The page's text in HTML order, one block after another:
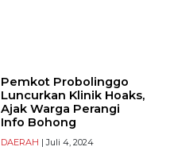
Pemkot Probolinggo
Luncurkan Klinik Hoaks,
Ajak Warga Perangi
Info Bohong
DAERAH | Juli 4, 2024